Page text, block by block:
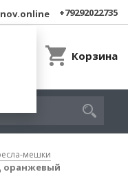
+79292022735
Корзина
мешки
оранжевый